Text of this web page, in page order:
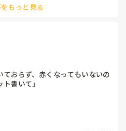
す。
もっと見る
おらず、赤くなってもいないの
書いて」